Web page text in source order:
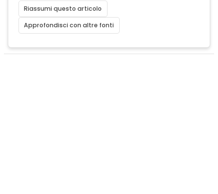
Riassumi questo articolo
Approfondisci con altre fonti